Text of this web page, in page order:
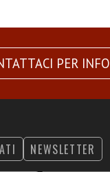
PER INFO
NEWSLETTER